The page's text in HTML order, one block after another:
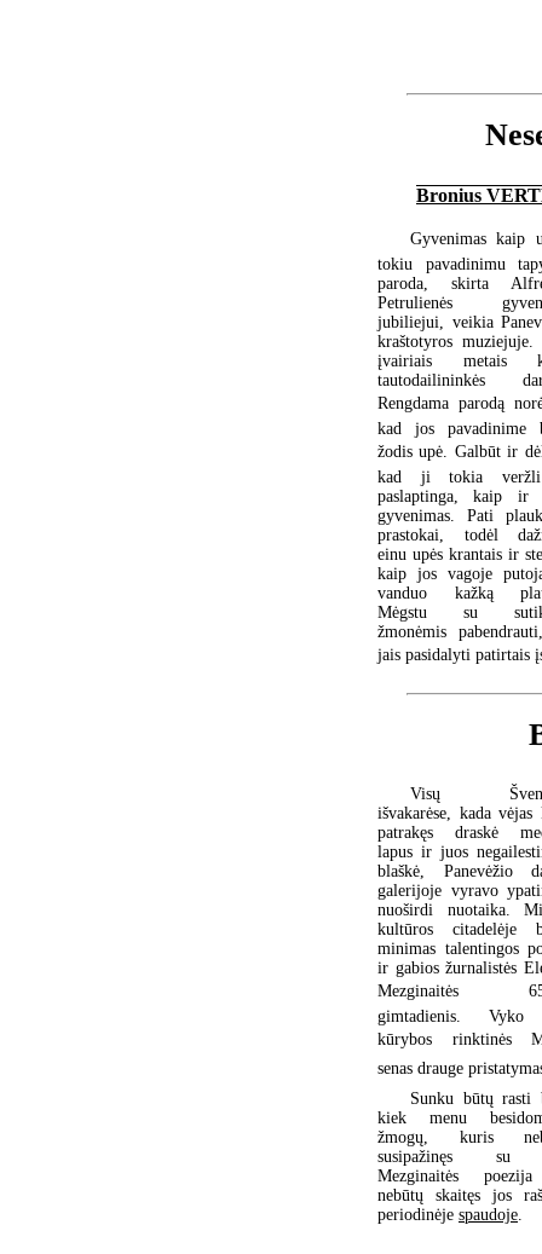
Bronius
Gyvenimas kaip
tokiu pavadinimu
paroda, skirta
Petrulienės
jubiliejui, veikia
kraštotyros muziejuje.
įvairiais metais
tautodailininkės
Rengdama parodą
kad jos pavadinime
žodis upė. Galbūt ir
kad ji tokia
paslaptinga, kaip ir
gyvenimas. Pati
prastokai, todėl
einu upės krantais ir
kaip jos vagoje
vanduo kažką
Mėgstu su
žmonėmis
jais pasidalyti patirtais
Visų
išvakarėse, kada vėjas
patrakęs draskė
lapus ir juos
blaškė, Panevėžio
galerijoje vyravo
nuoširdi nuotaika.
kultūros citadelėje
minimas talentingos
ir gabios žurnalistės
Mezginaitės
gimtadienis. Vyko
kūrybos rinktinės
senas drauge
Sunku būtų rasti
kiek menu
žmogų, kuris
susipažinęs
Mezginaitės
nebūtų skaitęs jos
periodinėje spaudoje